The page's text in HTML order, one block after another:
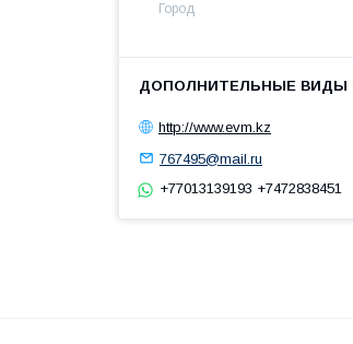
Город
http://www.evm.kz
767495@mail.ru
+77013139193 +7472838451